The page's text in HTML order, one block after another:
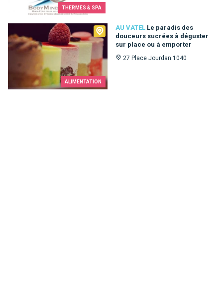
THERMES & SPA
ALIMENTATION
AU VATEL Le paradis des
douceurs sucrées à déguster
sur place ou à emporter
27 Place Jourdan 1040